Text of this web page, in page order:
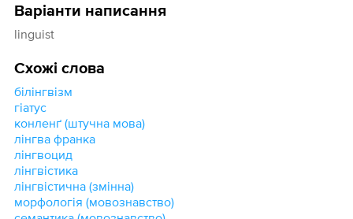
Варіанти написання
linguist
Схожі слова
білінгвізм
гіатус
конленґ (штучна мова)
лінгва франка
лінгвоцид
лінгвістика
лінгвістична (змінна)
морфологія (мовознавство)